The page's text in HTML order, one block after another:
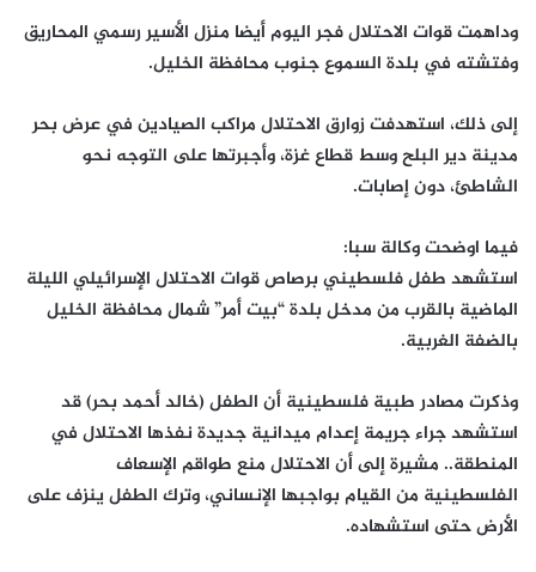
وداهمت قوات الاحتلال فجر اليوم أيضا منزل الأسير رسمي المحاريق
وفتشته في بلدة السموع جنوب محافظة الخليل.
إلى ذلك، استهدفت زوارق الاحتلال مراكب الصيادين في عرض بحر
مدينة دير البلح وسط قطاع غزة، وأجبرتها على التوجه نحو
الشاطئ، دون إصابات.
فيما اوضحت وكالة سبا:
استشهد طفل فلسطيني برصاص قوات الاحتلال الإسرائيلي الليلة
الماضية بالقرب من مدخل بلدة “بيت أمر” شمال محافظة الخليل
بالضفة الغربية.
وذكرت مصادر طبية فلسطينية أن الطفل (خالد أحمد بحر) قد
استشهد جراء جريمة إعدام ميدانية جديدة نفذها الاحتلال في
المنطقة.. مشيرة إلى أن الاحتلال منع طواقم الإسعاف
الفلسطينية من القيام بواجبها الإنساني، وترك الطفل ينزف على
الأرض حتى استشهاده.